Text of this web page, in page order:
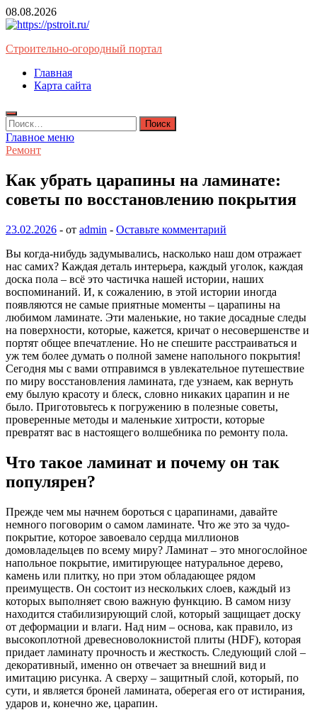
Перейти
к
08.08.2026
Строительно-огородный портал
Главная
Карта сайта
Найти:
Главное меню
Ремонт
Как убрать царапины на ламинате:
советы по восстановлению покрытия
23.02.2026 - от admin - Оставьте комментарий
Вы когда-нибудь задумывались, насколько наш дом отражает
нас самих? Каждая деталь интерьера, каждый уголок, каждая
доска пола – всё это частичка нашей истории, наших
воспоминаний. И, к сожалению, в этой истории иногда
появляются не самые приятные моменты – царапины на
любимом ламинате. Эти маленькие, но такие досадные следы
на поверхности, которые, кажется, кричат о несовершенстве и
портят общее впечатление. Но не спешите расстраиваться и
уж тем более думать о полной замене напольного покрытия!
Сегодня мы с вами отправимся в увлекательное путешествие
по миру восстановления ламината, где узнаем, как вернуть
ему былую красоту и блеск, словно никаких царапин и не
было. Приготовьтесь к погружению в полезные советы,
проверенные методы и маленькие хитрости, которые
превратят вас в настоящего волшебника по ремонту пола.
Что такое ламинат и почему он так
популярен?
Прежде чем мы начнем бороться с царапинами, давайте
немного поговорим о самом ламинате. Что же это за чудо-
покрытие, которое завоевало сердца миллионов
домовладельцев по всему миру? Ламинат – это многослойное
напольное покрытие, имитирующее натуральное дерево,
камень или плитку, но при этом обладающее рядом
преимуществ. Он состоит из нескольких слоев, каждый из
которых выполняет свою важную функцию. В самом низу
находится стабилизирующий слой, который защищает доску
от деформации и влаги. Над ним – основа, как правило, из
высокоплотной древесноволокнистой плиты (HDF), которая
придает ламинату прочность и жесткость. Следующий слой –
декоративный, именно он отвечает за внешний вид и
имитацию рисунка. А сверху – защитный слой, который, по
сути, и является броней ламината, оберегая его от истирания,
ударов и, конечно же, царапин.